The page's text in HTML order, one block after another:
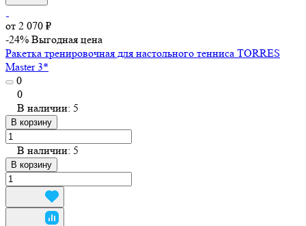
от 2 070 ₽
-24% Выгодная цена
Ракетка тренировочная для настольного тенниса TORRES
Master 3*
0
0
В наличии: 5
В корзину
В наличии: 5
В корзину